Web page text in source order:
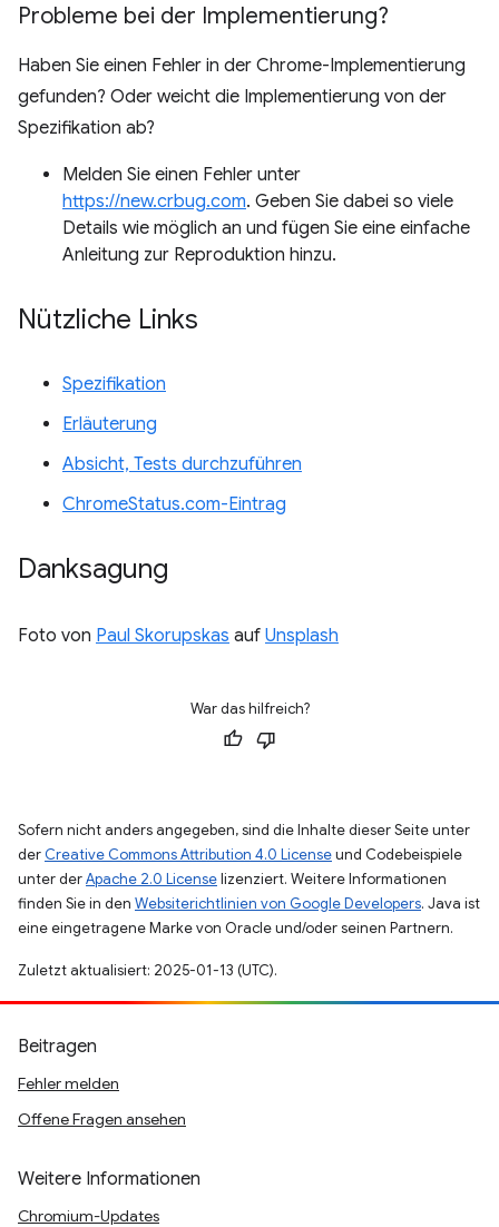
Probleme bei der Implementierung?
Haben Sie einen Fehler in der Chrome-Implementierung
gefunden? Oder weicht die Implementierung von der
Spezifikation ab?
Melden Sie einen Fehler unter
https://new.crbug.com. Geben Sie dabei so viele
Details wie möglich an und fügen Sie eine einfache
Anleitung zur Reproduktion hinzu.
Nützliche Links
Spezifikation
Erläuterung
Absicht, Tests durchzuführen
ChromeStatus.com-Eintrag
Danksagung
Foto von Paul Skorupskas auf Unsplash
War das hilfreich?
Sofern nicht anders angegeben, sind die Inhalte dieser Seite unter
der Creative Commons Attribution 4.0 Licenseund Codebeispiele
unter derApache 2.0 Licenselizenziert. Weitere Informationen
finden Sie in den Websiterichtlinien von Google Developers. Java ist
eine eingetragene Marke von Oracle und/oder seinen Partnern.
Zuletzt aktualisiert: 2025-01-13 (UTC).
Beitragen
Fehler melden
Offene Fragen ansehen
Weitere Informationen
Chromium-Updates